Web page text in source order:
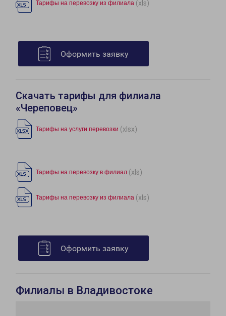
Тарифы на перевозку из филиала (xls)
Оформить заявку
Скачать тарифы для филиала
«Череповец»
Тарифы на услуги перевозки (xlsx)
Тарифы на перевозку в филиал (xls)
Тарифы на перевозку из филиала (xls)
Оформить заявку
Филиалы в Владивостоке